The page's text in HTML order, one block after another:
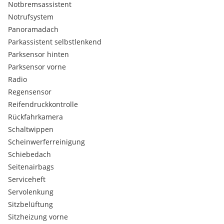
Mittelarmlehne vorn
Motor 3,0 Ltr. - 294 kW Turbodiesel
Nebelscheinwerfer LED
Park-Distance-Control (PDC) vorn und hinten
Parkassistent-Paket
Personalisierungssystem (Personal Profile)
Radstand 2975 mm
Reifendruck-Kontrollsystem
Rußpartikelfilter
Rücksitzlehne geteilt/klappbar (40:20:40)
Schadstoffarm nach Abgasnorm Euro 6d-TEMP
Scheibenwaschdüsen heizbar
SCR-System (AdBlue-Technologie)
Seitenairbag vorn
Service-System: Apple CarPlay Information (Vorbereitung)
Service-System: Concierge Services
Service-System: ConnectedDrive Services
Service-System: Intelligenter Notruf inkl. TeleServices
Service-System: Real Time Traffic Information (RTTI)
Service-System: Remote 3D View
Notbremsassistent
Notrufsystem
Panoramadach
Parkassistent selbstlenkend
Parksensor hinten
Parksensor vorne
Radio
Regensensor
Reifendruckkontrolle
Rückfahrkamera
Schaltwippen
Scheinwerferreinigung
Schiebedach
Seitenairbags
Serviceheft
Servolenkung
Sitzbelüftung
Sitzheizung vorne